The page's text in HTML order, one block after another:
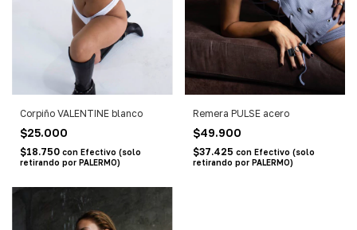
Corpiño VALENTINE blanco
$25.000
$18.750 con Efectivo (solo
retirando por PALERMO)
Remera PULSE acero
$49.900
$37.425 con Efectivo (solo
retirando por PALERMO)